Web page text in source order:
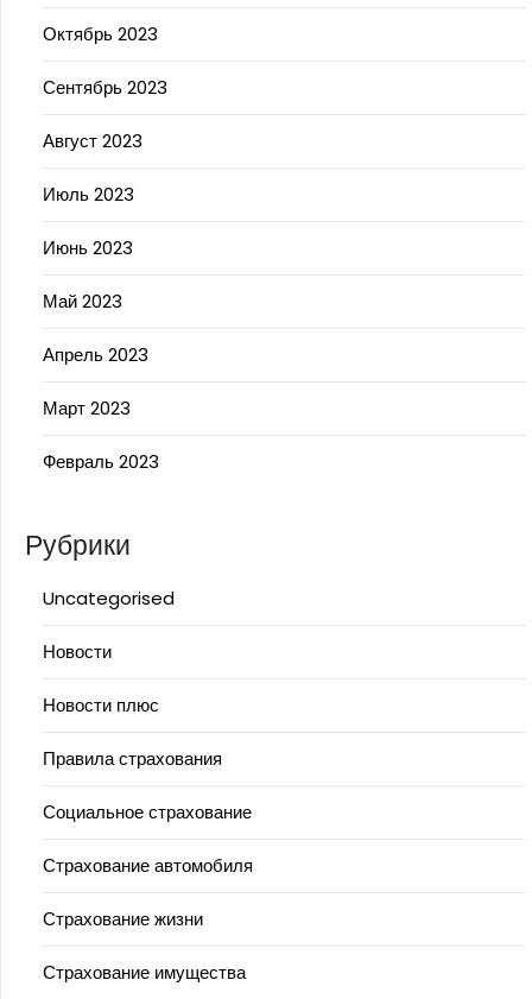
Октябрь 2023
Сентябрь 2023
Август 2023
Июль 2023
Июнь 2023
Май 2023
Апрель 2023
Март 2023
Февраль 2023
Рубрики
Uncategorised
Новости
Новости плюс
Правила страхования
Социальное страхование
Страхование автомобиля
Страхование жизни
Страхование имущества